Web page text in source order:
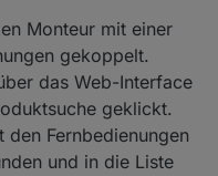
wenn ich das
bewege. Am Typ
es also nicht zu
nicht so wichtig - wenn
gibt es ja jetzt die
Monteur mit einer
gekoppelt.
das Web-Interface
geklickt.
Fernbedienungen
und in die Liste